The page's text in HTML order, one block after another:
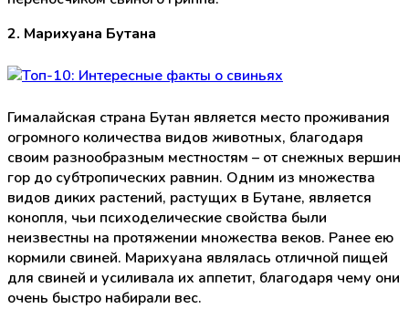
2. Марихуана Бутана
Гималайская страна Бутан является место проживания
огромного количества видов животных, благодаря
своим разнообразным местностям – от снежных вершин
гор до субтропических равнин. Одним из множества
видов диких растений, растущих в Бутане, является
конопля, чьи психоделические свойства были
неизвестны на протяжении множества веков. Ранее ею
кормили свиней. Марихуана являлась отличной пищей
для свиней и усиливала их аппетит, благодаря чему они
очень быстро набирали вес.